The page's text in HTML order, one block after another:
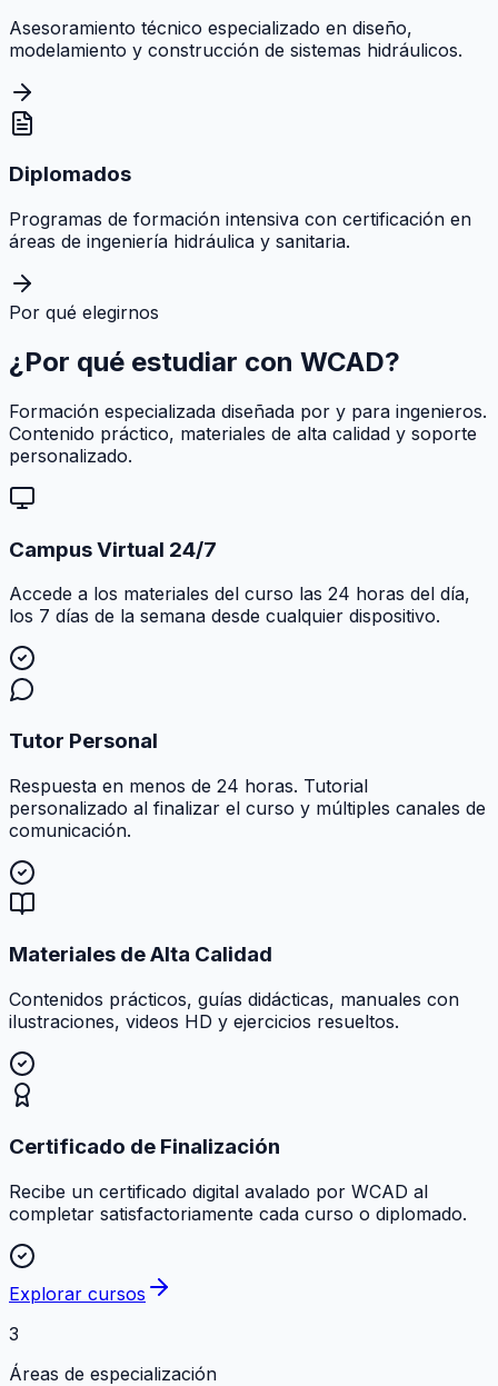
Asesoramiento técnico especializado en diseño,
modelamiento y construcción de sistemas hidráulicos.
Diplomados
Programas de formación intensiva con certificación en
áreas de ingeniería hidráulica y sanitaria.
Por qué elegirnos
¿Por qué estudiar con WCAD?
Formación especializada diseñada por y para ingenieros.
Contenido práctico, materiales de alta calidad y soporte
personalizado.
Campus Virtual 24/7
Accede a los materiales del curso las 24 horas del día,
los 7 días de la semana desde cualquier dispositivo.
Tutor Personal
Respuesta en menos de 24 horas. Tutorial
personalizado al finalizar el curso y múltiples canales de
comunicación.
Materiales de Alta Calidad
Contenidos prácticos, guías didácticas, manuales con
ilustraciones, videos HD y ejercicios resueltos.
Certificado de Finalización
Recibe un certificado digital avalado por WCAD al
completar satisfactoriamente cada curso o diplomado.
Explorar cursos
3
Áreas de especialización